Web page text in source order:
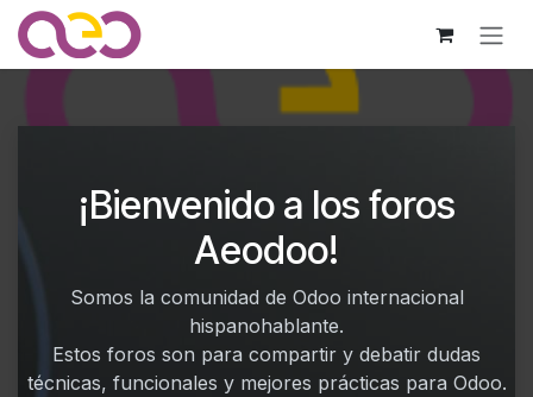
Ir al contenido
¡Bienvenido a los foros
Aeodoo!
Somos la comunidad de Odoo internacional
hispanohablante.
Estos foros son para compartir y debatir dudas
técnicas, funcionales y mejores prácticas para Odoo.